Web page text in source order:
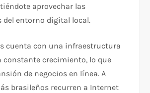
aprovechar las
del entorno digital local.
cuenta con una infraestructura
constante crecimiento, lo que
de negocios en línea. A
brasileños recurren a Internet